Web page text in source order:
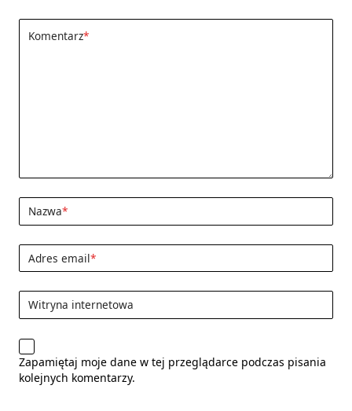
Komentarz*
Nazwa*
Adres email*
Witryna internetowa
Zapamiętaj moje dane w tej przeglądarce podczas pisania
kolejnych komentarzy.